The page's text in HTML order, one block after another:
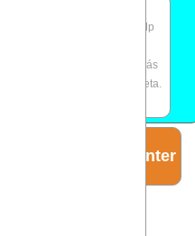
parte de un cliente desde gdp
que existe no sirve
la ley, papel mojado. Además
día a día. Plantilla incompleta.
ESPECIAL bankinter